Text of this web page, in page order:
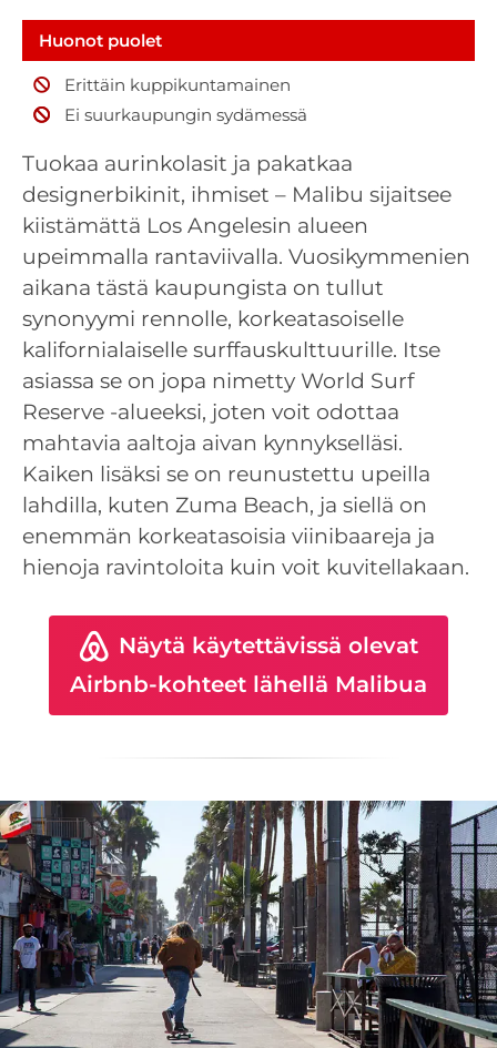
Huonot puolet
Erittäin kuppikuntamainen
Ei suurkaupungin sydämessä
Tuokaa aurinkolasit ja pakatkaa
designerbikinit, ihmiset – Malibu sijaitsee
kiistämättä Los Angelesin alueen
upeimmalla rantaviivalla. Vuosikymmenien
aikana tästä kaupungista on tullut
synonyymi rennolle, korkeatasoiselle
kalifornialaiselle surffauskulttuurille. Itse
asiassa se on jopa nimetty World Surf
Reserve -alueeksi, joten voit odottaa
mahtavia aaltoja aivan kynnykselläsi.
Kaiken lisäksi se on reunustettu upeilla
lahdilla, kuten Zuma Beach, ja siellä on
enemmän korkeatasoisia viinibaareja ja
hienoja ravintoloita kuin voit kuvitellakaan.
Näytä käytettävissä olevat
Airbnb-kohteet lähellä Malibua